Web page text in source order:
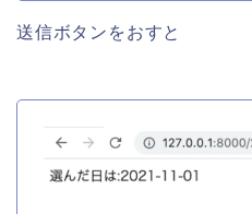
送信ボタンをおすと